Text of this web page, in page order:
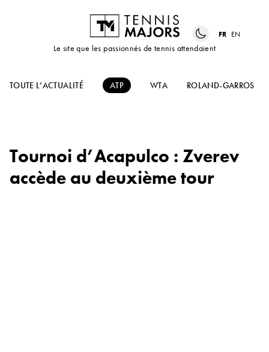
Le site que les passionnés de tennis attendaient
FR EN
TOUTE L’ACTUALITÉ ATP WTA ROLAND-GARROS
Tournoi d’Acapulco : Zverev
accède au deuxième tour